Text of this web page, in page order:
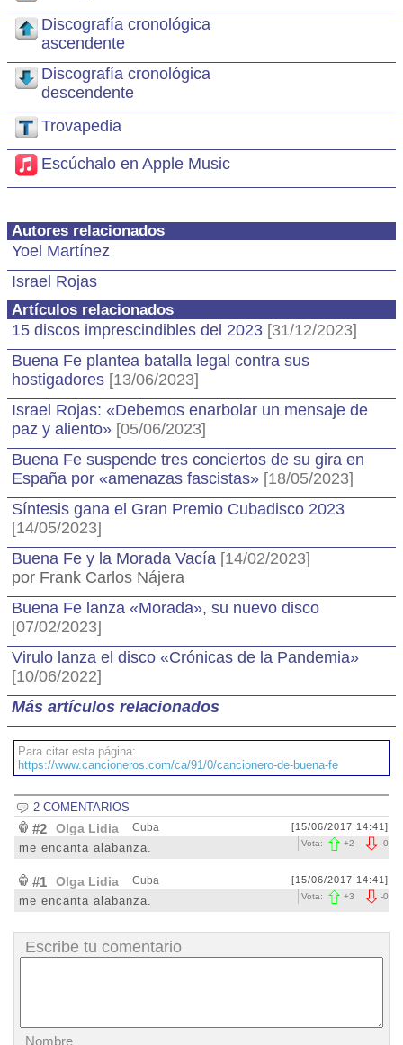
Discografía cronológica
ascendente
Discografía cronológica
descendente
Trovapedia
Escúchalo en Apple Music
Autores relacionados
Yoel Martínez
Israel Rojas
Artículos relacionados
15 discos imprescindibles del 2023 [31/12/2023]
Buena Fe plantea batalla legal contra sus
hostigadores [13/06/2023]
Israel Rojas: «Debemos enarbolar un mensaje de
paz y aliento» [05/06/2023]
Buena Fe suspende tres conciertos de su gira en
España por «amenazas fascistas» [18/05/2023]
Síntesis gana el Gran Premio Cubadisco 2023
[14/05/2023]
Buena Fe y la Morada Vacía [14/02/2023]
por Frank Carlos Nájera
Buena Fe lanza «Morada», su nuevo disco
[07/02/2023]
Virulo lanza el disco «Crónicas de la Pandemia»
[10/06/2022]
Más artículos relacionados
Para citar esta página:
https://www.cancioneros.com/ca/91/0/cancionero-de-buena-fe
2 COMENTARIOS
#2 Olga Lidia Cuba [15/06/2017 14:41]
-0
Vota: +2
me encanta alabanza.
#1 Olga Lidia Cuba [15/06/2017 14:41]
-0
Vota: +3
me encanta alabanza.
Escribe tu comentario
Nombre